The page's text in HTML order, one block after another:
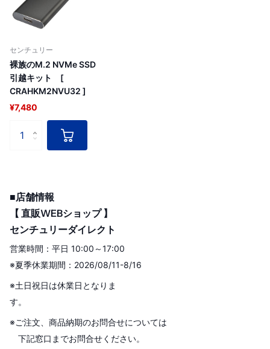
センチュリー
裸族のM.2 NVMe SSD
引越キット [
CRAHKM2NVU32 ]
¥7,480
■店舗情報
【 直販WEBショップ 】
センチュリーダイレクト
営業時間：平日 10:00～17:00
※夏季休業期間：2026/08/11-8/16
※土日祝日は休業日となりま
す。
※ご注文、商品納期のお問合せについては
下記窓口までお問合せください。